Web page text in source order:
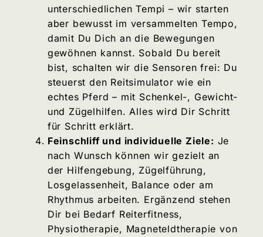
unterschiedlichen Tempi – wir starten
aber bewusst im versammelten Tempo,
damit Du Dich an die Bewegungen
gewöhnen kannst. Sobald Du bereit
bist, schalten wir die Sensoren frei: Du
steuerst den Reitsimulator wie ein
echtes Pferd – mit Schenkel-, Gewicht-
und Zügelhilfen. Alles wird Dir Schritt
für Schritt erklärt.
Feinschliff und individuelle Ziele: Je
nach Wunsch können wir gezielt an
der Hilfengebung, Zügelführung,
Losgelassenheit, Balance oder am
Rhythmus arbeiten. Ergänzend stehen
Dir bei Bedarf Reiterfitness,
Physiotherapie, Magneteldtherapie von